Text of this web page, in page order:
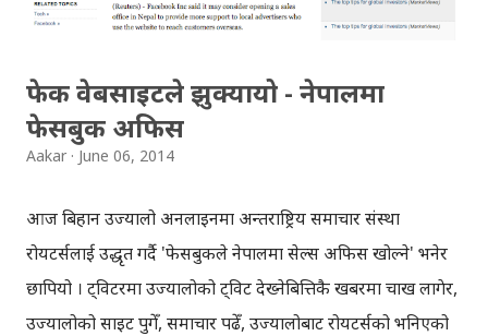
ह्यासट्यागको विशेष महत्व रहन्छ । जनमत बुझ्नका लागि पनि
फेक वेबसाइटले झुक्यायो - नेपालमा
फेसबुक अफिस
Aakar June 06, 2014
आज बिहान उज्यालो अनलाइनमा अन्तराष्ट्रिय समाचार संस्था
रोयटर्सलाई उद्धृत गर्दै 'फेसबुकले नेपालमा सेल्स अफिस खोल्ने' भनेर
छापियो । ट्विटरमा उज्यालोको ट्विट देख्नेबित्तिकै खबरमा चाख लागेर,
उज्यालोको साइट पुगेँ, समाचार पढेँ, उज्यालोबाट रोयटर्सको भनिएको